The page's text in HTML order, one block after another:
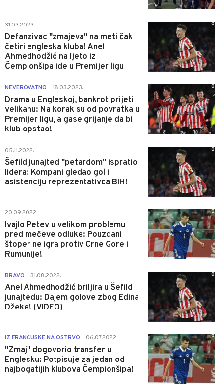
31.03.2023.
Defanzivac "zmajeva" na meti čak
četiri engleska kluba! Anel
Ahmedhodžić na ljeto iz
Čempionšipa ide u Premijer ligu
0
NEVEROVATNO 18.03.2023.
Drama u Engleskoj, bankrot prijeti
velikanu: Na korak su od povratka u
Premijer ligu, a gase grijanje da bi
klub opstao!
0
05.11.2022.
Šefild junajted "petardom" ispratio
lidera: Kompani gledao gol i
asistenciju reprezentativca BIH!
0
20.09.2022.
Ivajlo Petev u velikom problemu
pred mečeve odluke: Pouzdani
štoper ne igra protiv Crne Gore i
Rumunije!
0
BRAVO 31.08.2022.
Anel Ahmedhodžić briljira u Šefild
junajtedu: Dajem golove zbog Edina
Džeke! (VIDEO)
0
IZ FRANCUSKE NA OSTRVO 06.07.2022.
"Zmaj" dogovorio transfer u
Englesku: Potpisuje za jedan od
najbogatijih klubova Čempionšipa!
0